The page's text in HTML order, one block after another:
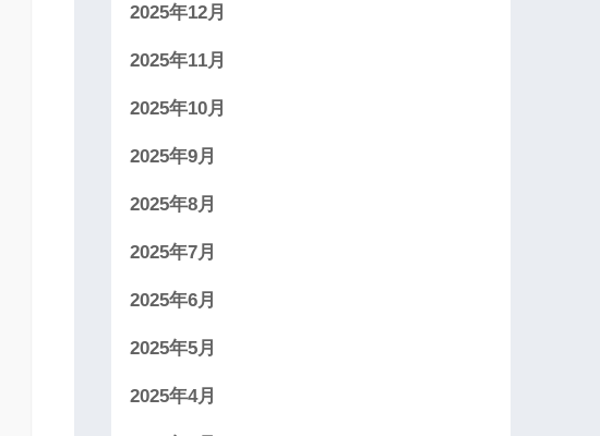
2025年12月
2025年11月
2025年10月
2025年9月
2025年8月
2025年7月
2025年6月
2025年5月
2025年4月